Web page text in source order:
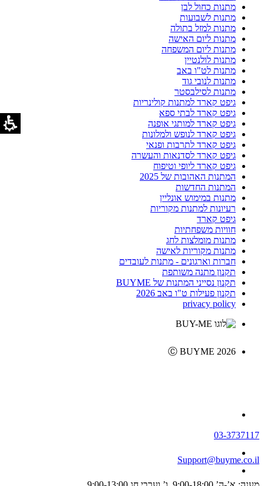
מתנות כחול לבן
מתנות לשבועות
מתנות למזל בתולה
מתנות ליום האישה
מתנות ליום המשפחה
מתנות לולנטיין
מתנות לט"ו באב
מתנות לנובי גוד
מתנות לסילבסטר
גיפט קארד למתנות קולינריות
גיפט קארד לבתי ספא
גיפט קארד למותגי אופנה
גיפט קארד לנופש ולמלונות
גיפט קארד לתרבות ופנאי
גיפט קארד לסדנאות והעשרה
גיפט קארד ליופי וטיפוח
המתנות האהובות של 2025
המתנות החדשות
מתנות במימוש אונליין
רעיונות למתנות מקוריות
גיפט קארד
חוויות משפחתיות
מתנות מומלצות לחג
מתנות מקוריות לאישה
חברות וארגונים - מתנות לעובדים
תקנון מתנה משותפת
תקנון נסייני המתנות של BUYME
תקנון פעילות ט"ו באב 2026
privacy policy
Ⓒ BUYME 2026
03-3737117
Support@buyme.co.il